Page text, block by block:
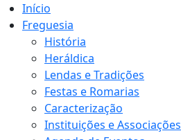
Início
Freguesia
História
Heráldica
Lendas e Tradições
Festas e Romarias
Caracterização
Instituições e Associações